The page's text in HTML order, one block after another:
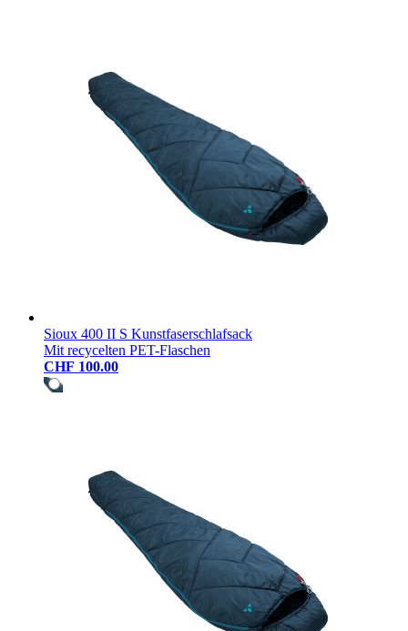
Sioux 400 II S Kunstfaserschlafsack
Mit recycelten PET-Flaschen
CHF 100.00